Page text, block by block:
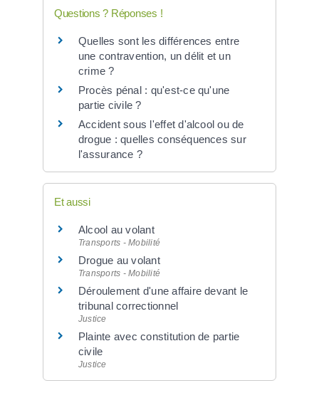
Questions ? Réponses !
Quelles sont les différences entre
une contravention, un délit et un
crime ?
Procès pénal : qu'est-ce qu'une
partie civile ?
Accident sous l'effet d'alcool ou de
drogue : quelles conséquences sur
l'assurance ?
Et aussi
Alcool au volant
Transports - Mobilité
Drogue au volant
Transports - Mobilité
Déroulement d'une affaire devant le
tribunal correctionnel
Justice
Plainte avec constitution de partie
civile
Justice